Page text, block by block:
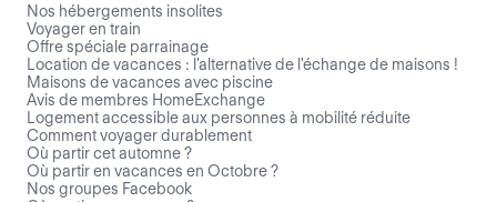
Nos hébergements insolites
Voyager en train
Offre spéciale parrainage
Location de vacances : l'alternative de l'échange de maisons !
Maisons de vacances avec piscine
Avis de membres HomeExchange
Logement accessible aux personnes à mobilité réduite
Comment voyager durablement
Où partir cet automne ?
Où partir en vacances en Octobre ?
Nos groupes Facebook